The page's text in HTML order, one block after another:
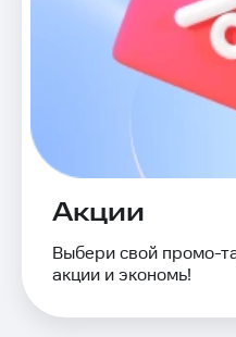
Акции
Выбери свой промо-
акции и экономь!